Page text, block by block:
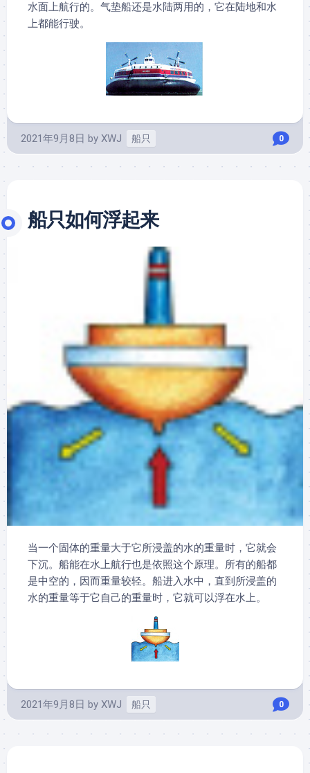
水面上航行的。气垫船还是水陆两用的，它在陆地和水
上都能行驶。
2021年9月8日 by XWJ 船只 0
船只如何浮起来
当一个固体的重量大于它所浸盖的水的重量时，它就会
下沉。船能在水上航行也是依照这个原理。所有的船都
是中空的，因而重量较轻。船进入水中，直到所浸盖的
水的重量等于它自己的重量时，它就可以浮在水上。
2021年9月8日 by XWJ 船只 0